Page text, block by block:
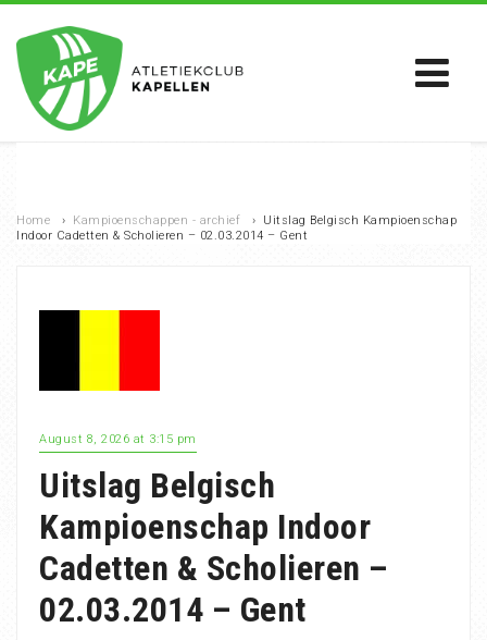
Home › Kampioenschappen - archief › Uitslag Belgisch Kampioenschap
Indoor Cadetten & Scholieren – 02.03.2014 – Gent
August 8, 2026 at 3:15 pm
Uitslag Belgisch
Kampioenschap Indoor
Cadetten & Scholieren –
02.03.2014 – Gent